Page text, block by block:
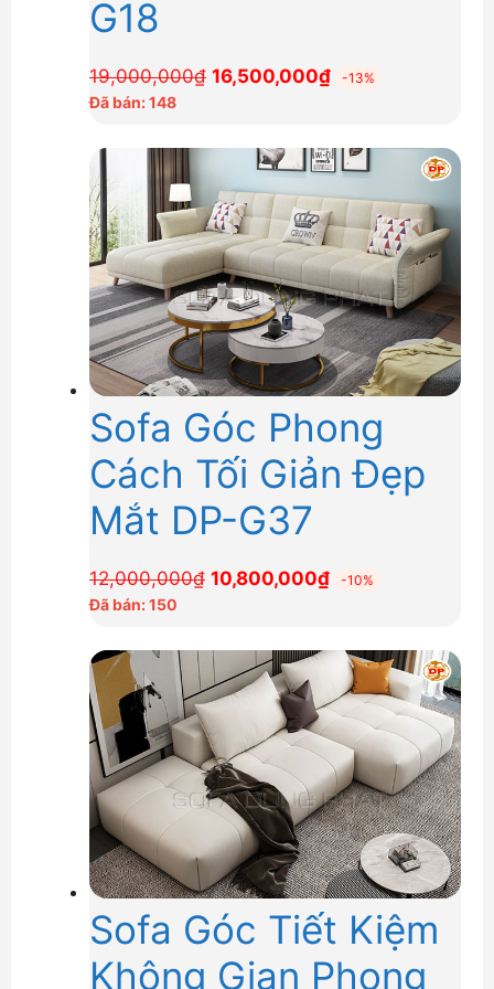
G18
19,000,000₫ Giá
19,000,000₫.
16,500,000₫Giá
là:
16,500,000₫.
-13%
Đã bán: 148
Sofa Góc Phong
Cách Tối Giản Đẹp
Mắt DP-G37
12,000,000₫ Giá
12,000,000₫.
10,800,000₫Giá
là:
10,800,000₫.
-10%
Đã bán: 150
Sofa Góc Tiết Kiệm
Không Gian Phong